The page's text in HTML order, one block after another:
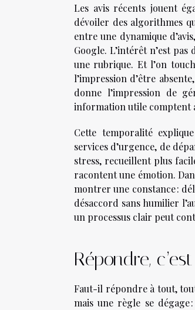
Les avis récents jouent
dévoiler des algorithmes
entre une dynamique
Google. L’intérêt n’est
une rubrique. Et l’on
l’impression d’être
donne l’impression de
information utile comptent
Cette temporalité
services d’urgence, de
stress, recueillent plus
racontent une émotion.
montrer une constance :
désaccord sans humilier
un processus clair peut
Répondre,
Faut-il répondre à tout, tout
mais une règle se